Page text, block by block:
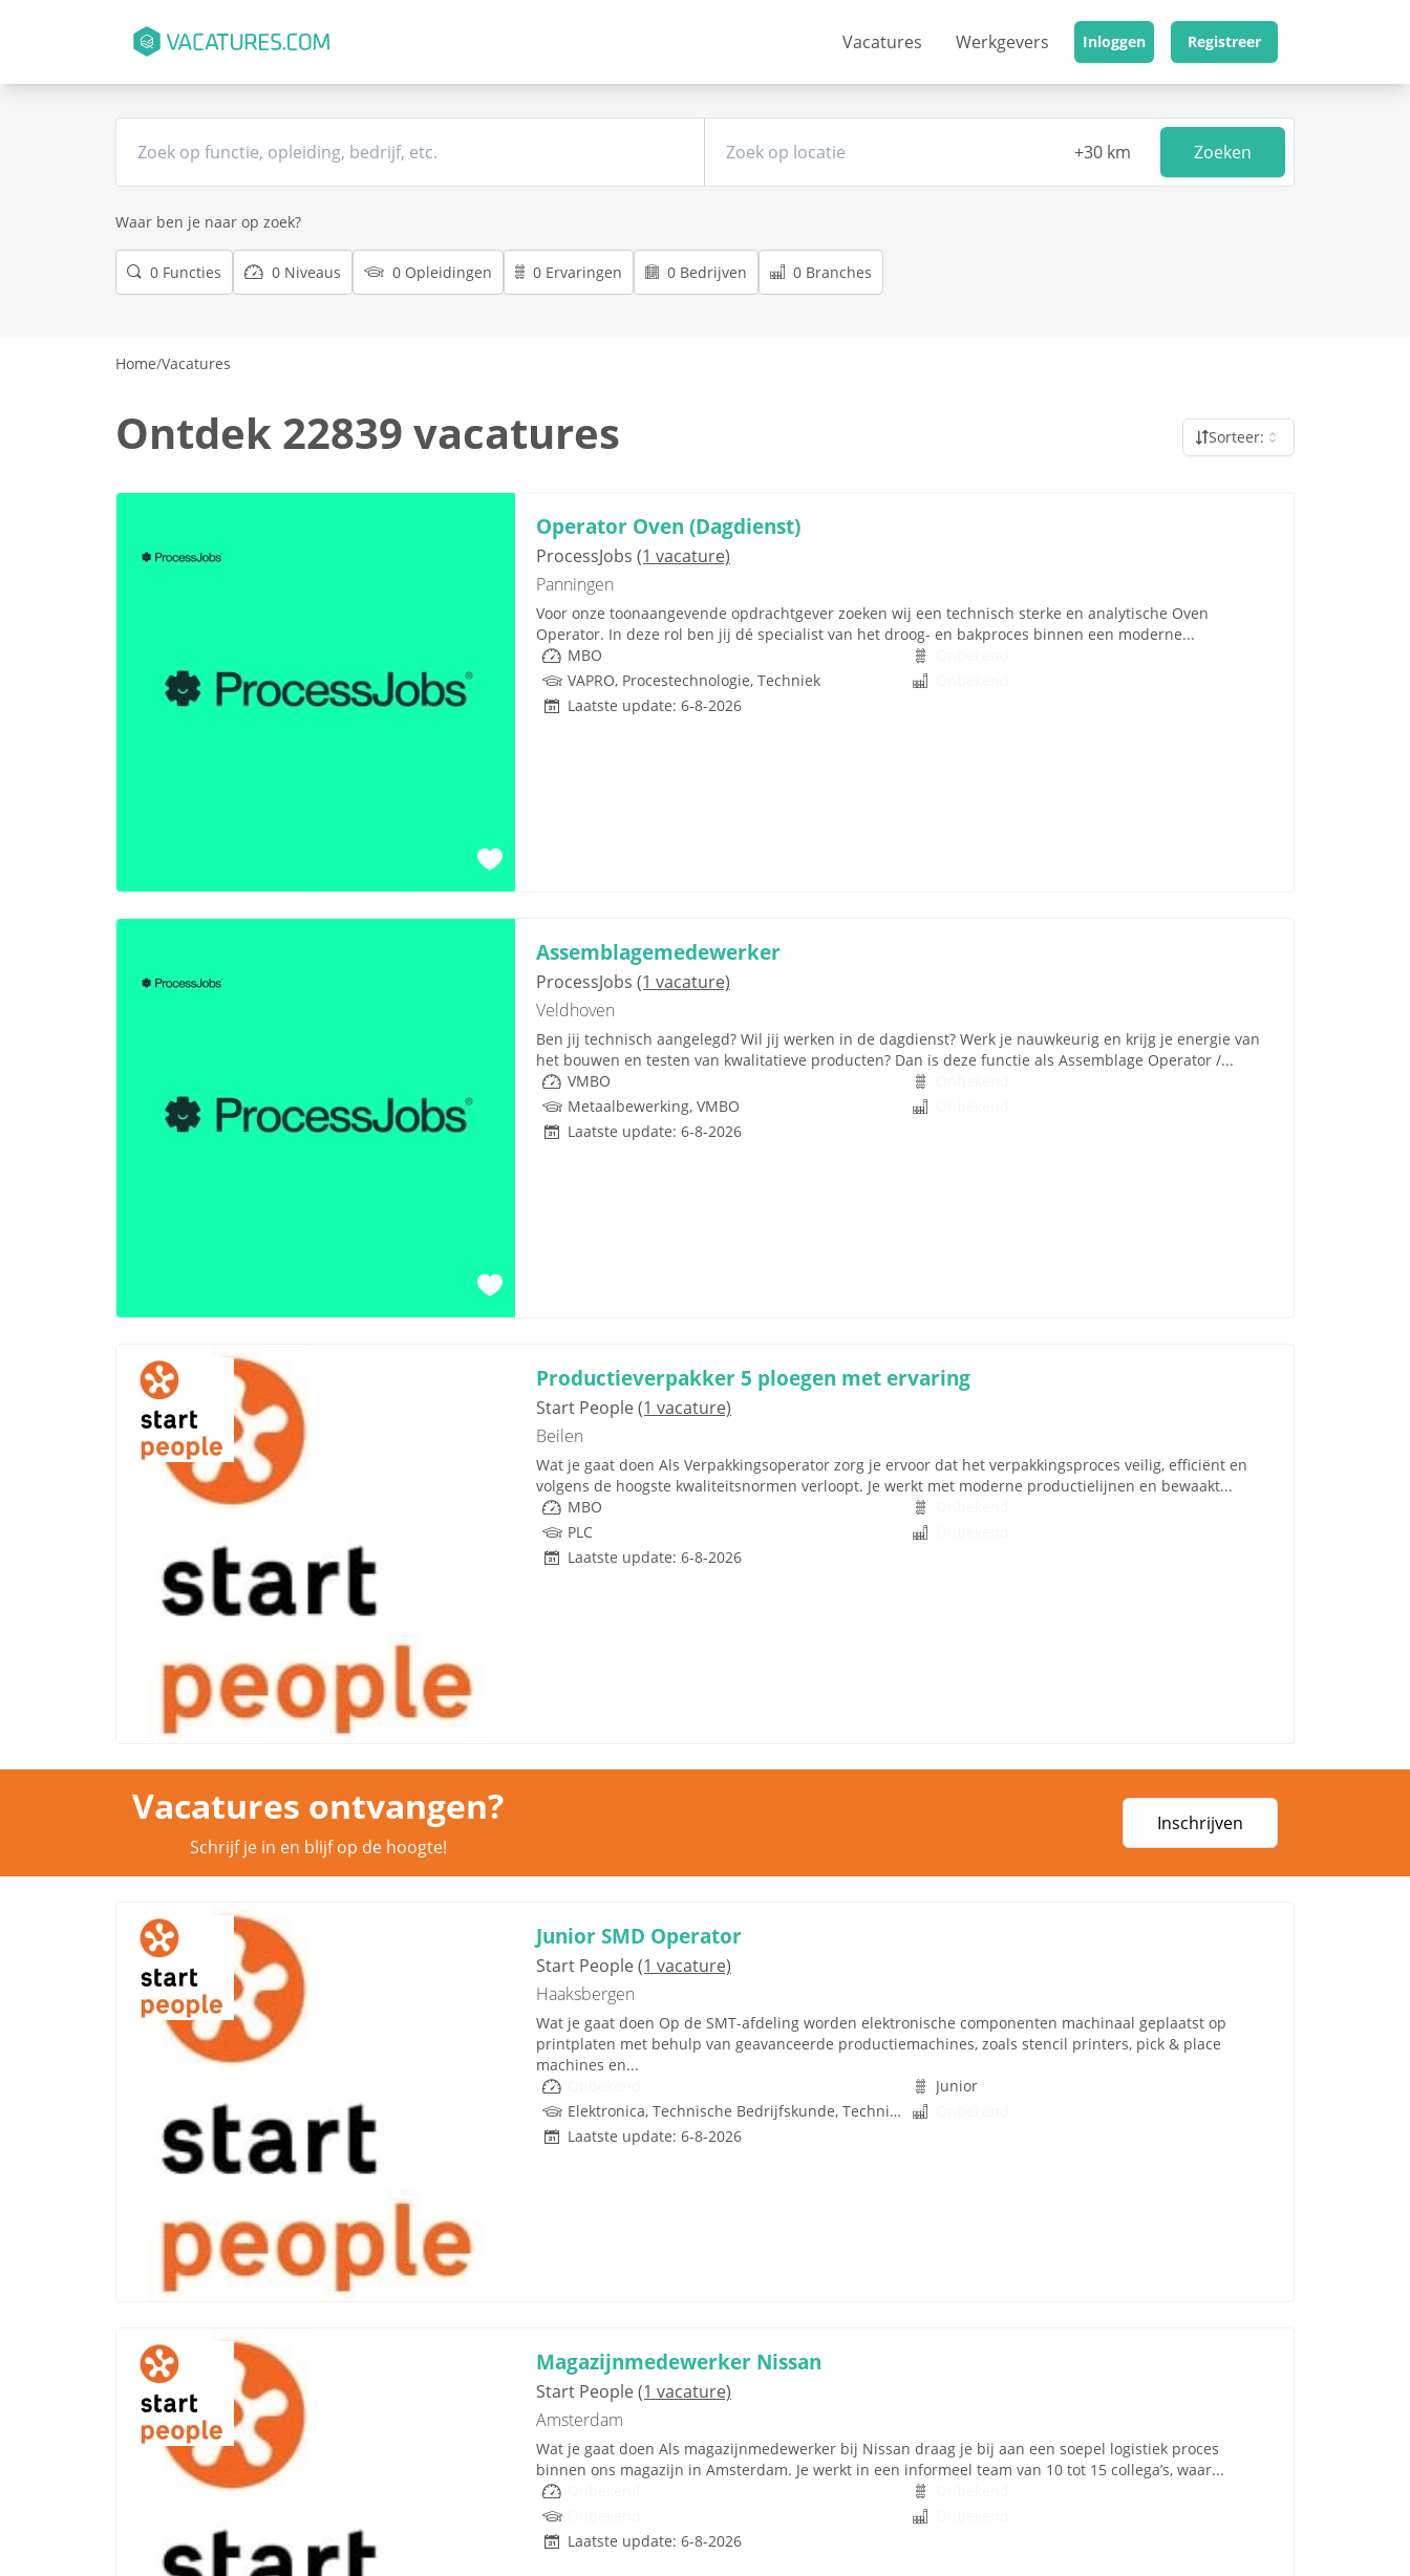
Vacatures Werkgevers Inloggen Registreer
Zoeken
Waar ben je naar op zoek?
0 Functies 0 Niveaus 0 Opleidingen 0 Ervaringen 0 Bedrijven 0 Branches
Home/Vacatures
Ontdek 22839 vacatures Sorteer:
Operator Oven (Dagdienst)
ProcessJobs (1 vacature)
Panningen
Voor onze toonaangevende opdrachtgever zoeken wij een technisch sterke en analytische Oven
Operator. In deze rol ben jij dé specialist van het droog- en bakproces binnen een moderne...
MBO
VAPRO, Procestechnologie, Techniek
Laatste update: 6-8-2026
Assemblagemedewerker
ProcessJobs (1 vacature)
Veldhoven
Ben jij technisch aangelegd? Wil jij werken in de dagdienst? Werk je nauwkeurig en krijg je energie van
het bouwen en testen van kwalitatieve producten? Dan is deze functie als Assemblage Operator /...
VMBO
Metaalbewerking, VMBO
Laatste update: 6-8-2026
Productieverpakker 5 ploegen met ervaring
Start People(1 vacature)
Beilen
Wat je gaat doen Als Verpakkingsoperator zorg je ervoor dat het verpakkingsproces veilig, efficiënt en
volgens de hoogste kwaliteitsnormen verloopt. Je werkt met moderne productielijnen en bewaakt...
MBO
PLC
Laatste update: 6-8-2026
Vacatures ontvangen?
Schrijf je in en blijf op de hoogte!
Inschrijven
Junior SMD Operator
Start People(1 vacature)
Haaksbergen
Wat je gaat doen Op de SMT-afdeling worden elektronische componenten machinaal geplaatst op
printplaten met behulp van geavanceerde productiemachines, zoals stencil printers, pick & place
machines en...
Junior
Elektronica, Technische Bedrijfskunde, Techniek
Laatste update: 6-8-2026
Magazijnmedewerker Nissan
Start People(1 vacature)
Amsterdam
Wat je gaat doen Als magazijnmedewerker bij Nissan draag je bij aan een soepel logistiek proces
binnen ons magazijn in Amsterdam. Je werkt in een informeel team van 10 tot 15 collega’s, waar...
Laatste update: 6-8-2026